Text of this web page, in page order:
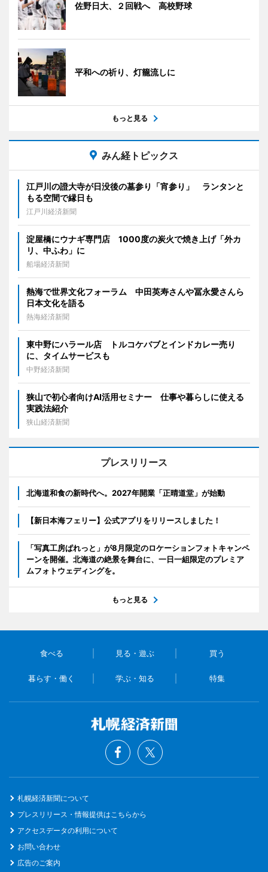
佐野日大、２回戦へ 高校野球
平和への祈り、灯籠流しに
もっと見る
みん経トピックス
江戸川の證大寺が日没後の墓参り「宵参り」 ランタンと
もる空間で縁日も
江戸川経済新聞
淀屋橋にウナギ専門店 1000度の炭火で焼き上げ「外カ
リ、中ふわ」に
船場経済新聞
熱海で世界文化フォーラム 中田英寿さんや冨永愛さんら
日本文化を語る
熱海経済新聞
東中野にハラール店 トルコケバブとインドカレー売り
に、タイムサービスも
中野経済新聞
狭山で初心者向けAI活用セミナー 仕事や暮らしに使える
実践法紹介
狭山経済新聞
プレスリリース
北海道和食の新時代へ。2027年開業「正晴道堂」が始動
【新日本海フェリー】公式アプリをリリースしました！
「写真工房ぱれっと」が8月限定のロケーションフォトキャンペ
ーンを開催。北海道の絶景を舞台に、一日一組限定のプレミア
ムフォトウェディングを。
もっと見る
食べる 見る・遊ぶ 買う
暮らす・働く 学ぶ・知る 特集
札幌経済新聞について
プレスリリース・情報提供はこちらから
アクセスデータの利用について
お問い合わせ
広告のご案内